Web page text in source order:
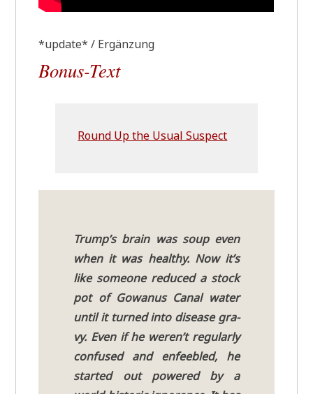
*update* / Ergänzung
Bonus-Text
Round Up the Usu­al Suspect
Trump’s brain was soup even
when it was healt­hy. Now it’s
like someone redu­ced a stock
pot of Gowa­nus Canal water
until it tur­ned into dise­a­se gra­
vy. Even if he weren’t regu­lar­ly
con­fu­sed and enfee­bled, he
star­ted out powered by a